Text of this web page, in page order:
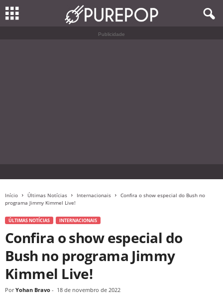
Publicidade
Início Últimas Notícias Internacionais
Confira o show especial do Bush no
programa Jimmy Kimmel Live!
ÚLTIMAS NOTÍCIAS INTERNACIONAIS
Confira o show especial do
Bush no programa Jimmy
Kimmel Live!
Por Yohan Bravo - 18 de novembro de 2022